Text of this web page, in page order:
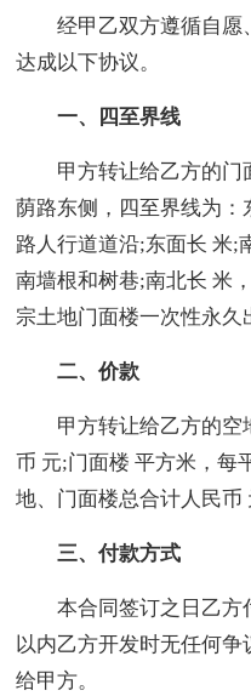
经甲乙双方遵循自愿
达成以下协议。
一、四至界线
甲方转让给乙方的门
荫路东侧，四至界线为
路人行道道沿;东面长 米;
南墙根和树巷;南北长 米
宗土地门面楼一次性永久
二、价款
甲方转让给乙方的空
币 元;门面楼 平方米，每
地、门面楼总合计人民币
三、付款方式
本合同签订之日乙
以内乙方开发时无任何
给甲方。